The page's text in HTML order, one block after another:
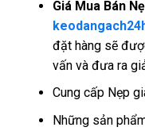
Giá Mua Bán
đặt hàng sẽ
vấn và đưa ra
Cung cấp Nẹp
Những sản